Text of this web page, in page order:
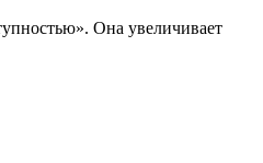
Она увеличивает